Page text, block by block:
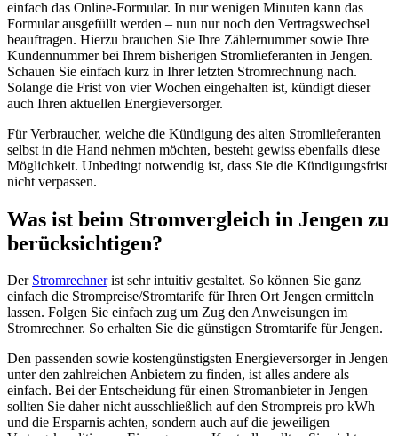
einfach das Online-Formular. In nur wenigen Minuten kann das
Formular ausgefüllt werden – nun nur noch den Vertragswechsel
beauftragen. Hierzu brauchen Sie Ihre Zählernummer sowie Ihre
Kundennummer bei Ihrem bisherigen Stromlieferanten in Jengen.
Schauen Sie einfach kurz in Ihrer letzten Stromrechnung nach.
Solange die Frist von vier Wochen eingehalten ist, kündigt dieser
auch Ihren aktuellen Energieversorger.
Für Verbraucher, welche die Kündigung des alten Stromlieferanten
selbst in die Hand nehmen möchten, besteht gewiss ebenfalls diese
Möglichkeit. Unbedingt notwendig ist, dass Sie die Kündigungsfrist
nicht verpassen.
Was ist beim Stromvergleich in Jengen zu
berücksichtigen?
Der Stromrechnerist sehr intuitiv gestaltet. So können Sie ganz
einfach die Strompreise/Stromtarife für Ihren Ort Jengen ermitteln
lassen. Folgen Sie einfach zug um Zug den Anweisungen im
Stromrechner. So erhalten Sie die günstigen Stromtarife für Jengen.
Den passenden sowie kostengünstigsten Energieversorger in Jengen
unter den zahlreichen Anbietern zu finden, ist alles andere als
einfach. Bei der Entscheidung für einen Stromanbieter in Jengen
sollten Sie daher nicht ausschließlich auf den Strompreis pro kWh
und die Ersparnis achten, sondern auch auf die jeweiligen